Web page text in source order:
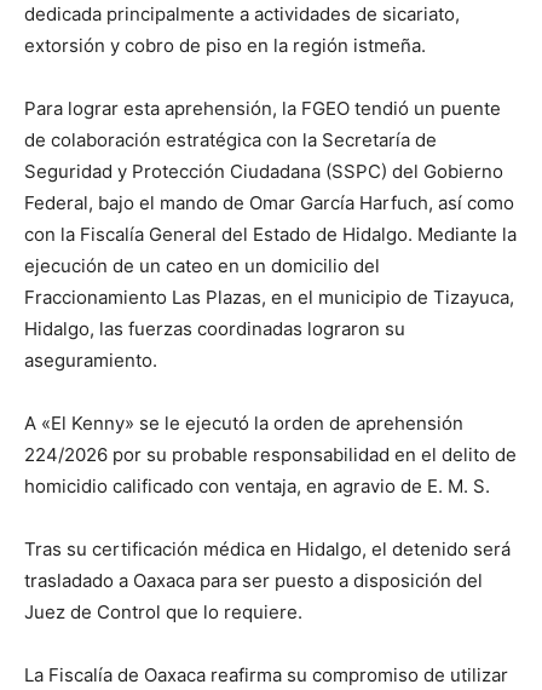
dedicada principalmente a actividades de sicariato,
extorsión y cobro de piso en la región istmeña.
Para lograr esta aprehensión, la FGEO tendió un puente
de colaboración estratégica con la Secretaría de
Seguridad y Protección Ciudadana (SSPC) del Gobierno
Federal, bajo el mando de Omar García Harfuch, así como
con la Fiscalía General del Estado de Hidalgo. Mediante la
ejecución de un cateo en un domicilio del
Fraccionamiento Las Plazas, en el municipio de Tizayuca,
Hidalgo, las fuerzas coordinadas lograron su
aseguramiento.
A «El Kenny» se le ejecutó la orden de aprehensión
224/2026 por su probable responsabilidad en el delito de
homicidio calificado con ventaja, en agravio de E. M. S.
Tras su certificación médica en Hidalgo, el detenido será
trasladado a Oaxaca para ser puesto a disposición del
Juez de Control que lo requiere.
La Fiscalía de Oaxaca reafirma su compromiso de utilizar